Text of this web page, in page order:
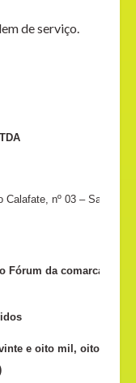
de serviço.
Calafate, nº 03 – San
Fórum da comarca de
vinte e oito mil,